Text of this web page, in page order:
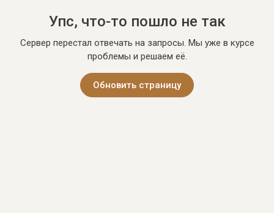
Упс, что-то пошло не так
Сервер перестал отвечать на запросы. Мы уже в курсе
проблемы и решаем её.
Обновить страницу